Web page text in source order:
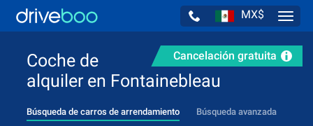
MX$
Cancelación gratuita
Coche de
alquiler en Fontainebleau
Búsqueda de carros de arrendamiento Búsqueda avanzada